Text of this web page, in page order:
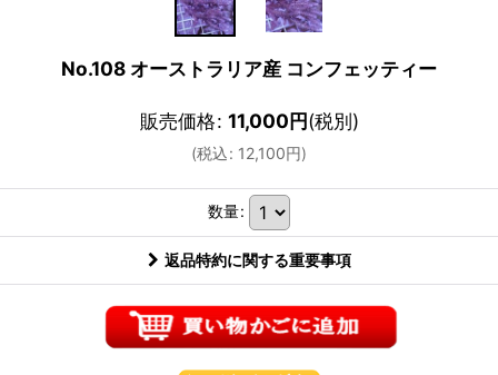
No.108 オーストラリア産 コンフェッティー
販売価格: 11,000円(税別)
(税込: 12,100円)
数量:
返品特約に関する重要事項